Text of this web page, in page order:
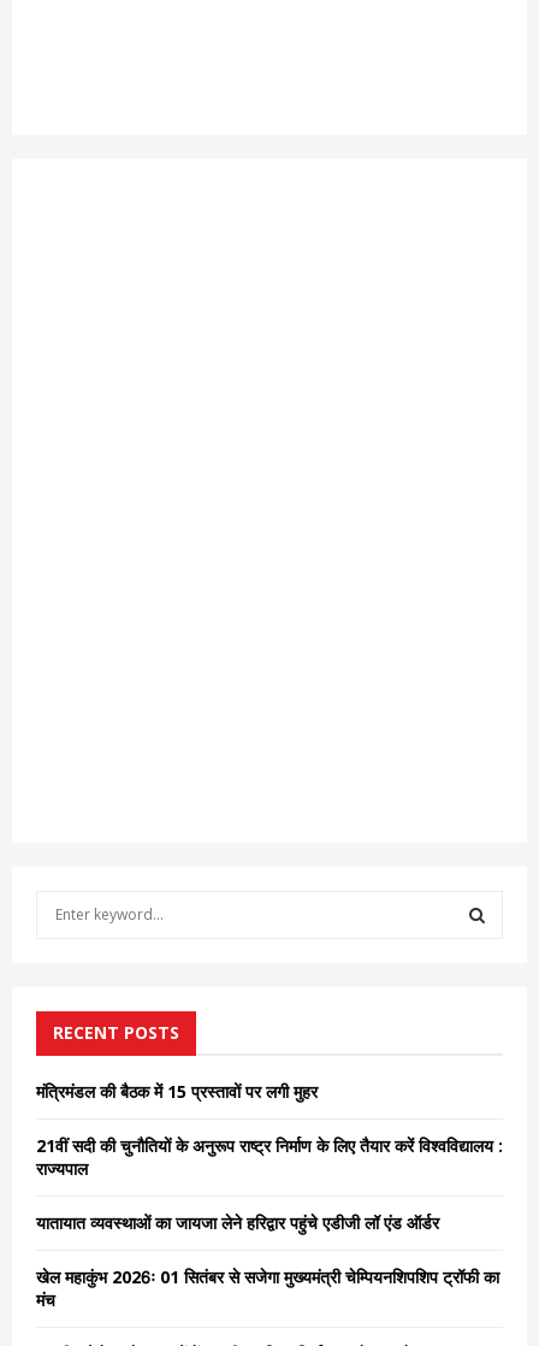
f
o
C
RECENT POSTS
मंत्रिमंडल की बैठक में 15 प्रस्तावों पर लगी मुहर
21वीं सदी की चुनौतियों के अनुरूप राष्ट्र निर्माण के लिए तैयार करें विश्वविद्यालय :
राज्यपाल
यातायात व्यवस्थाओं का जायजा लेने हरिद्वार पहुंचे एडीजी लॉ एंड ऑर्डर
खेल महाकुंभ 2026ः 01 सितंबर से सजेगा मुख्यमंत्री चेम्पियनशिपशिप ट्रॉफी का
मंच